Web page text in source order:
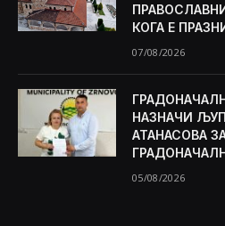
КОГА Е
07/08/2026
НАЗНАЧИ
АТАНАСОВА
05/08/2026